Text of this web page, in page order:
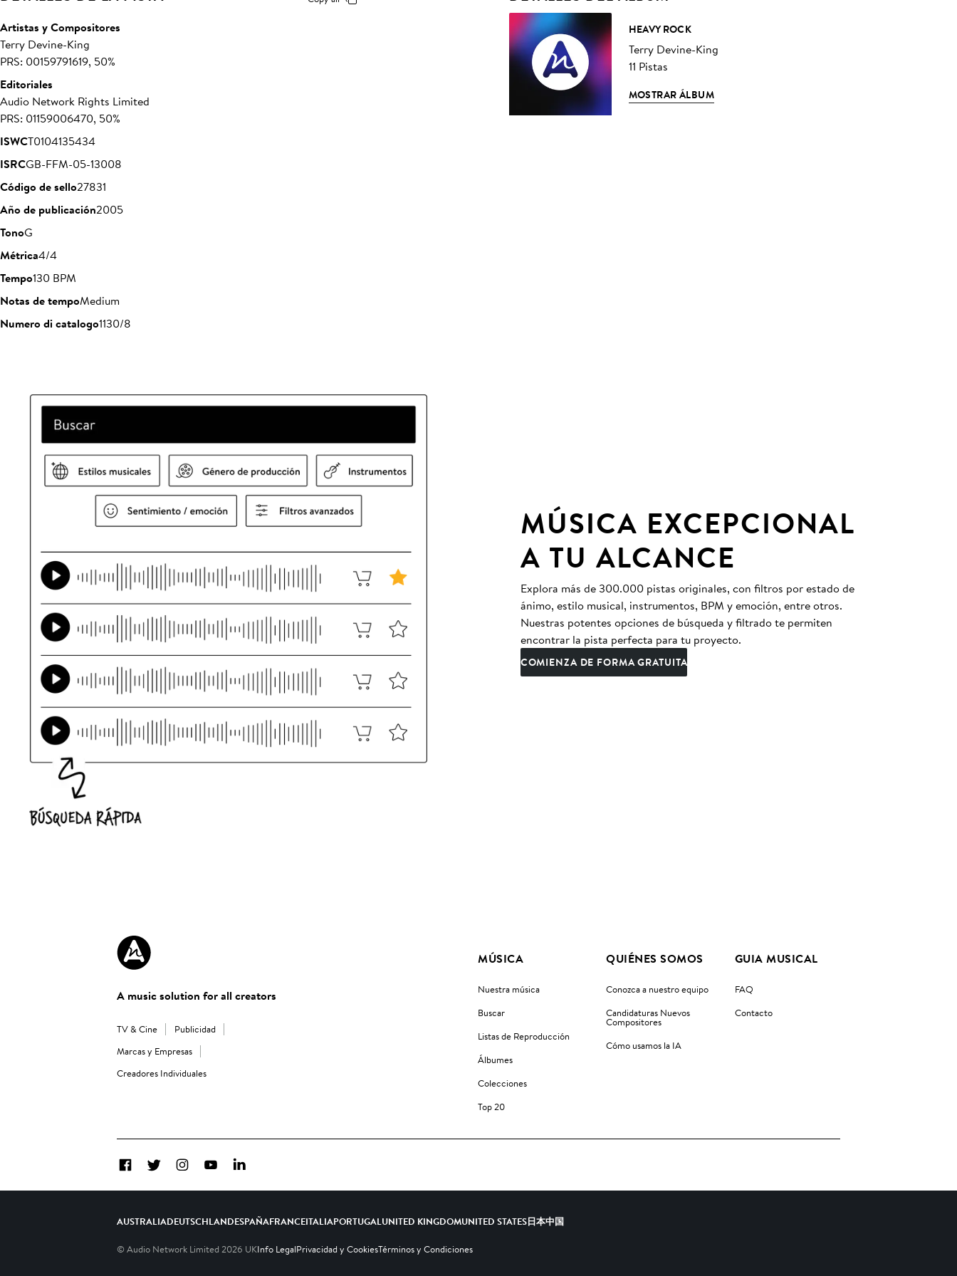
Artistas y Compositores
Terry Devine-King
PRS: 00159791619, 50%
Editoriales
Audio Network Rights Limited
PRS: 01159006470, 50%
ISWCT0104135434
ISRCGB-FFM-05-13008
Código de sello27831
Año de publicación2005
TonoG
Métrica4/4
Tempo130 BPM
Notas de tempoMedium
Numero di catalogo1130/8
HEAVY ROCK
Terry Devine-King
11 Pistas
MOSTRAR ÁLBUM
MÚSICA EXCEPCIONAL
A TU ALCANCE
Explora más de 300.000 pistas originales, con filtros por estado de
ánimo, estilo musical, instrumentos, BPM y emoción, entre otros.
Nuestras potentes opciones de búsqueda y filtrado te permiten
encontrar la pista perfecta para tu proyecto.
COMIENZA DE FORMA GRATUITA
A music solution for all creators
TV & Cine
Publicidad
Marcas y Empresas
Creadores Individuales
MÚSICA
Nuestra música
Buscar
Listas de Reproducción
Álbumes
Colecciones
Top 20
QUIÉNES SOMOS
Conozca a nuestro equipo
Candidaturas Nuevos
Compositores
Cómo usamos la IA
GUIA MUSICAL
FAQ
Contacto
FacebookTwitterInstagramYouTubeLinkedIn
AUSTRALIADEUTSCHLANDESPAÑAFRANCEITALIAPORTUGALUNITED KINGDOMUNITED STATES日本中国
© Audio Network Limited 2026 UKInfo LegalPrivacidad y CookiesTérminos y Condiciones